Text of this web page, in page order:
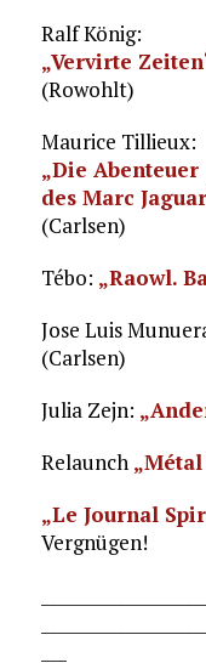
Ralf König:
„Vervirte
(Rowohlt)
Maurice Tillieux:
„Die Abenteuer
des Marc
(Carlsen)
Tébo: „Raowl.
Jose Luis
(Carlsen)
Julia Zejn:
Relaunch
„Le Journal
Vergnügen!